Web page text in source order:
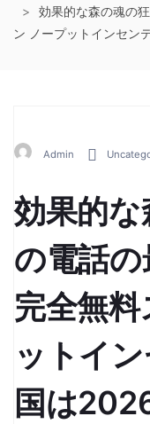
効果的な森の魂の
ン ノープットインセン
Admin
効果的
の電話
完全無
ットイ
国は